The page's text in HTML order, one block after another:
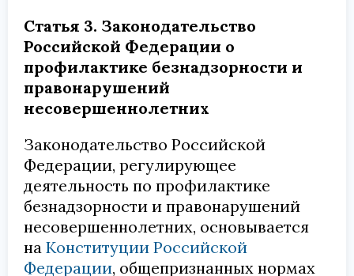
Статья 3. Законодательство
Российской Федерации о
профилактике безнадзорности и
правонарушений
несовершеннолетних
Законодательство Российской
Федерации, регулирующее
деятельность по профилактике
безнадзорности и правонарушений
несовершеннолетних, основывается
на Конституции Российской
Федерации, общепризнанных нормах